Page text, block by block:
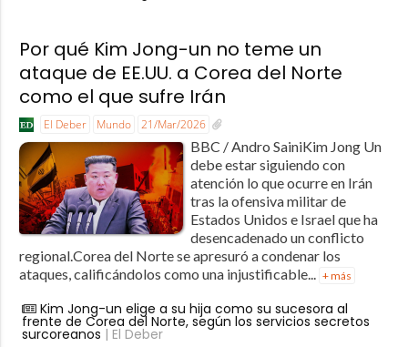
Por qué Kim Jong-un no teme un
ataque de EE.UU. a Corea del Norte
como el que sufre Irán
El Deber Mundo 21/Mar/2026
BBC / Andro SainiKim Jong Un
debe estar siguiendo con
atención lo que ocurre en Irán
tras la ofensiva militar de
Estados Unidos e Israel que ha
desencadenado un conflicto
regional.Corea del Norte se apresuró a condenar los
ataques, calificándolos como una injustificable...
+ más
Kim Jong-un elige a su hija como su sucesora al
frente de Corea del Norte, según los servicios secretos
surcoreanos | El Deber